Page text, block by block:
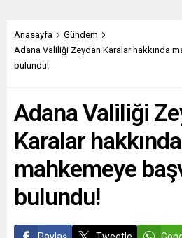
Anasayfa
Gündem
Adana Valiliği Zeydan Karalar hakkında
bulundu!
Adana Valiliği
Karalar hakkında
mahkemeye
bulundu!